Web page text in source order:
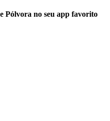
Pólvora no seu app favorito